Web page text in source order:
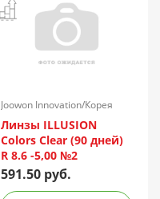
Joowon Innovation/Корея
Линзы ILLUSION
Colors Clear (90 дней)
R 8.6 -5,00 №2
591.50 руб.